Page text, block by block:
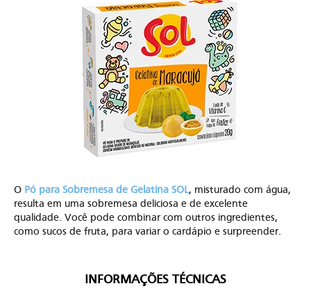
O Pó para Sobremesa de Gelatina SOL, misturado com água,
resulta em uma sobremesa deliciosa e de excelente
qualidade. Você pode combinar com outros ingredientes,
como sucos de fruta, para variar o cardápio e surpreender.
INFORMAÇÕES TÉCNICAS